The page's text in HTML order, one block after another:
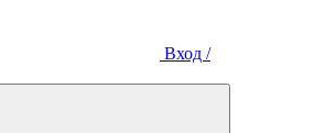
Вход /